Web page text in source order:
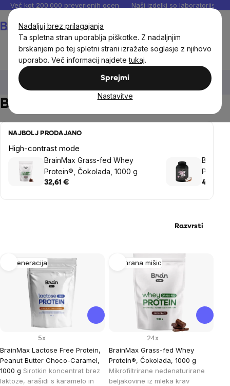
Nadaljuj brez prilagajanja
Ta spletna stran uporablja piškotke. Z nadaljnjim
brskanjem po tej spletni strani izražate soglasje z njihovo
uporabo. Več informacij najdetetukaj.
Sprejmi
Nastavitve
Preskoči
vsebino
Več kot 200.000 preverjenih ocen Naši izdelki so laboratorijsko
Prehranska dopolnila in prehrana
Beljakovine
Beljakovine - preusmeritev
NAJBOLJ PRODAJANO
High-contrast mode
BrainMax Grass-fed Whey
Protein®, Čokolada, 1000 g
32,61 €
s
40,77 €
Razvrsti
List
products
Regeneracija
BrainMax Lactose Free Protein,
Peanut Butter Choco-Caramel,
1000 g Sirotkin koncentrat brez
laktoze, arašidi s karamelo in
5x
Prehrana mišic
BrainMax Grass-fed Whey
Protein®, Čokolada, 1000 g
Mikrofiltrirane nedenaturirane
beljakovine iz mleka krav
24x